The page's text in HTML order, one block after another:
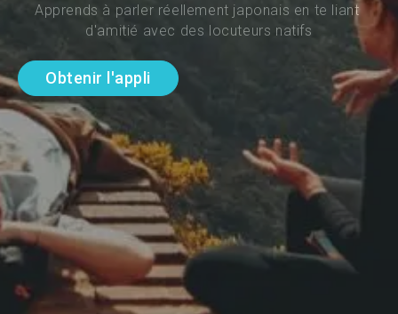
Apprends à parler réellement japonais en te liant
d'amitié avec des locuteurs natifs
Obtenir l'appli